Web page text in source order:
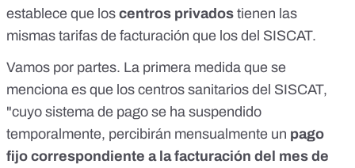
establece que los centros privados tienen las
mismas tarifas de facturación que los del SISCAT.
Vamos por partes. La primera medida que se
menciona es que los centros sanitarios del SISCAT,
"cuyo sistema de pago se ha suspendido
temporalmente, percibirán mensualmente un pago
fijo correspondiente a la facturación del mes de